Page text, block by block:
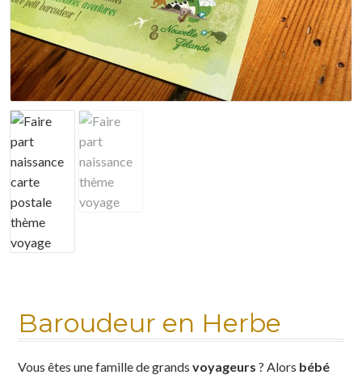
Mon compte
Nuancier
Panier
Politique de confidentialité
Test instagram
Validation de la commande
Baroudeur en Herbe
Vous êtes une famille de grands voyageurs ? Alors bébé